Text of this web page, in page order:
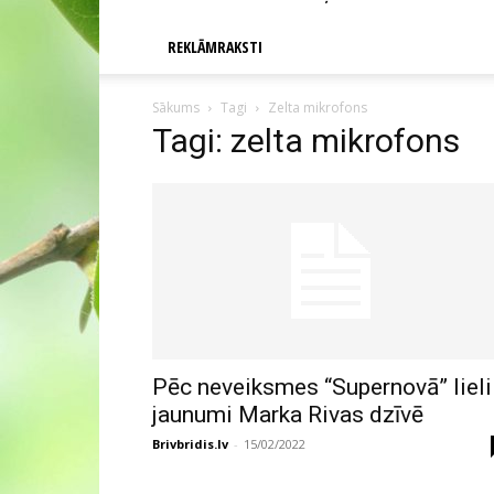
REKLĀMRAKSTI
Sākums Tagi Zelta mikrofons
Tagi: zelta mikrofons
Pēc neveiksmes “Supernovā” lieli
jaunumi Marka Rivas dzīvē
Brivbridis.lv - 15/02/2022